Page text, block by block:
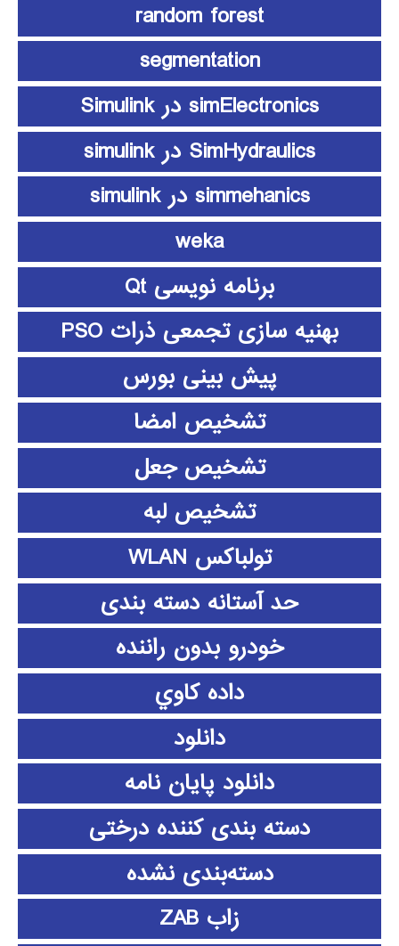
random forest
segmentation
simElectronics در Simulink
SimHydraulics در simulink
simmehanics در simulink
weka
برنامه نویسی Qt
بهنیه سازی تجمعی ذرات PSO
پیش بینی بورس
تشخیص امضا
تشخیص جعل
تشخیص لبه
تولباکس WLAN
حد آستانه دسته بندی
خودرو بدون راننده
داده كاوي
دانلود
دانلود پايان نامه
دسته بندی کننده درختی
دسته‌بندی نشده
زاب ZAB